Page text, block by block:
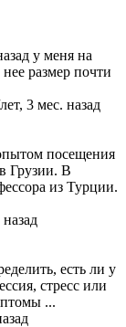
у меня на
размер почти
3 мес. назад
посещения
Грузии. В
из Турции.
есть ли у
стресс или
...